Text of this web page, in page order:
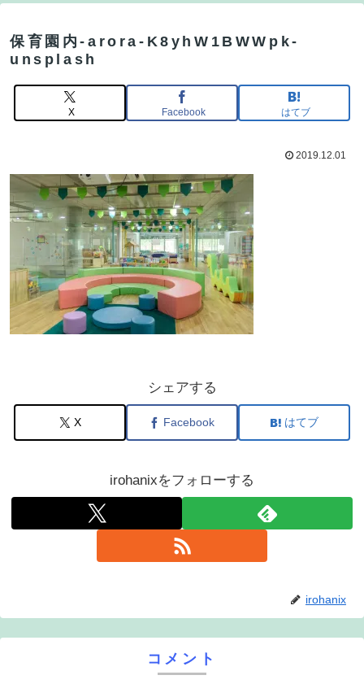
保育園内-arora-K8yhW1BWWpk-
unsplash
X Facebook はてブ
2019.12.01
シェアする
X Facebook はてブ
irohanixをフォローする
irohanix
コメント